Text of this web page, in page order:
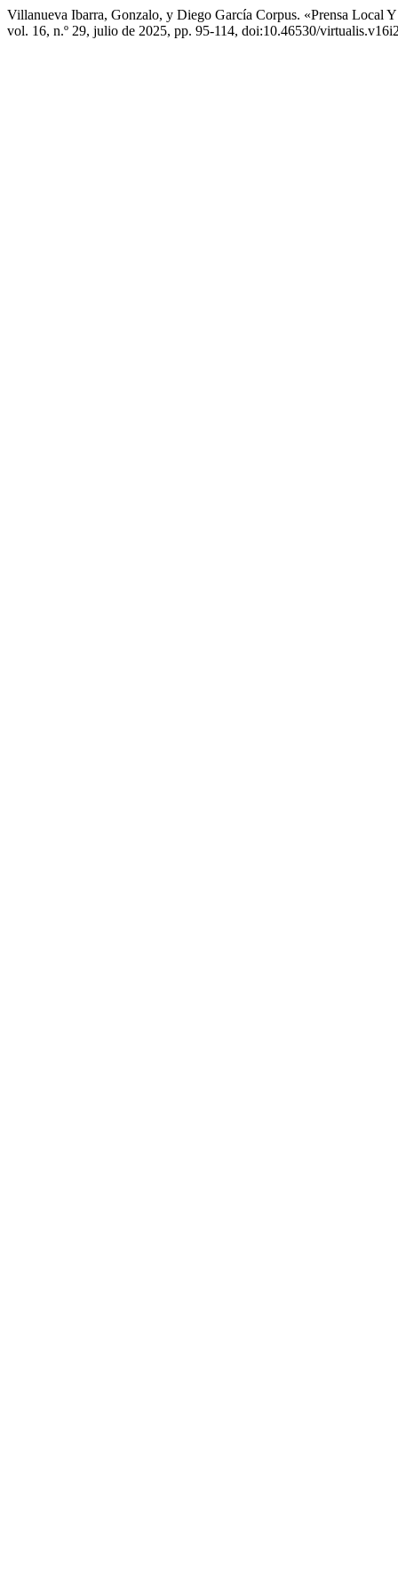
Villanueva Ibarra, Gonzalo, y Diego García Corpus. «Prensa Local
vol. 16, n.º 29, julio de 2025, pp. 95-114, doi:10.46530/